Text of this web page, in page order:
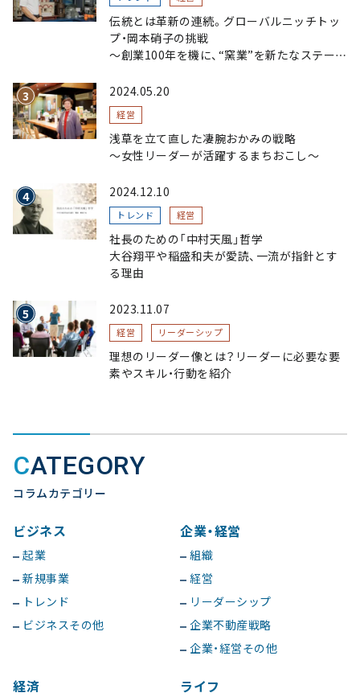
伝統とは革新の連続。グローバルニッチトッ
プ・岡本硝子の挑戦
～創業100年を機に、“窯業”を新たなステージ
略～
2024.05.20
経営
浅草を立て直した凄腕おかみの戦略
〜女性リーダーが活躍するまちおこし〜
2024.12.10
トレンド 経営
社長のための「中村天風」哲学
大谷翔平や稲盛和夫が愛読、一流が指針とす
る理由
2023.11.07
経営 リーダーシップ
理想のリーダー像とは？リーダーに必要な要
素やスキル・行動を紹介
CATEGORY
コラムカテゴリー
ビジネス
起業
新規事業
トレンド
ビジネスその他
企業・経営
組織
経営
リーダーシップ
企業不動産戦略
企業・経営その他
経済 ライフ